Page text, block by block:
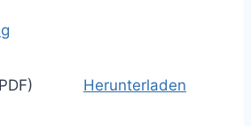
Herunterladen